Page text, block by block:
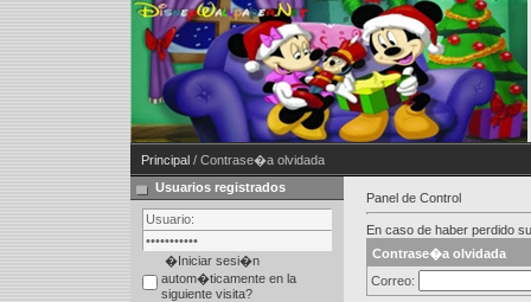
Principal / Contrase�a olvidada
Usuarios registrados
�Iniciar sesi�n
autom�ticamente en la
siguiente visita?
Panel de Control
En caso de haber perdido
Contrase�a olvidada
Correo: